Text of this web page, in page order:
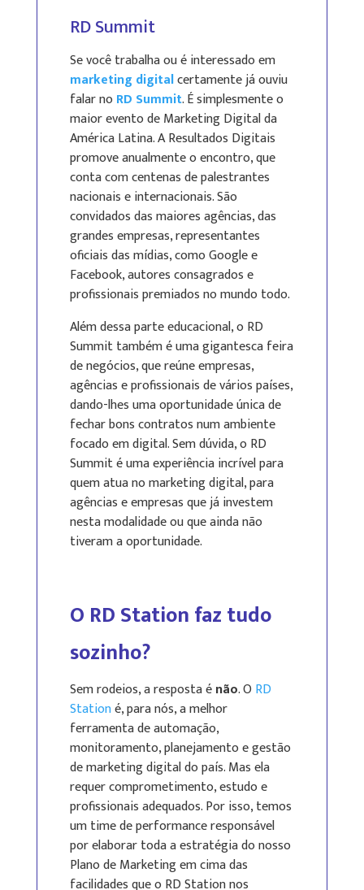
RD Summit
Se você trabalha ou é interessado em
marketing digitalcertamente já ouviu
falar no RD Summit. É simplesmente o
maior evento de Marketing Digital da
América Latina. A Resultados Digitais
promove anualmente o encontro, que
conta com centenas de palestrantes
nacionais e internacionais. São
convidados das maiores agências, das
grandes empresas, representantes
oficiais das mídias, como Google e
Facebook, autores consagrados e
profissionais premiados no mundo todo.
Além dessa parte educacional, o RD
Summit também é uma gigantesca feira
de negócios, que reúne empresas,
agências e profissionais de vários países,
dando-lhes uma oportunidade única de
fechar bons contratos num ambiente
focado em digital. Sem dúvida, o RD
Summit é uma experiência incrível para
quem atua no marketing digital, para
agências e empresas que já investem
nesta modalidade ou que ainda não
tiveram a oportunidade.
O RD Station faz tudo
sozinho?
Sem rodeios, a resposta énão. ORD
Stationé, para nós, a melhor
ferramenta de automação,
monitoramento, planejamento e gestão
de marketing digital do país. Mas ela
requer comprometimento, estudo e
profissionais adequados. Por isso, temos
um time de performance responsável
por elaborar toda a estratégia do nosso
Plano de Marketing em cima das
facilidades que o RD Station nos